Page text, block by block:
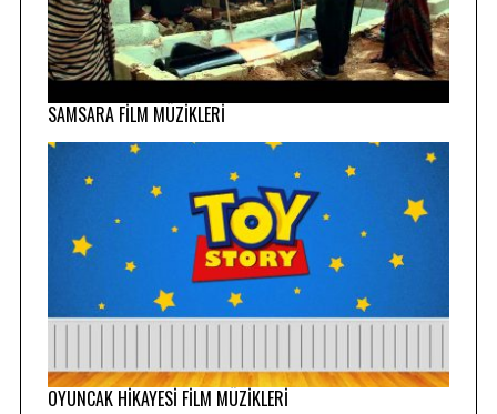
SAMSARA FİLM MÜZİKLERİ
OYUNCAK HİKAYESİ FİLM MÜZİKLERİ